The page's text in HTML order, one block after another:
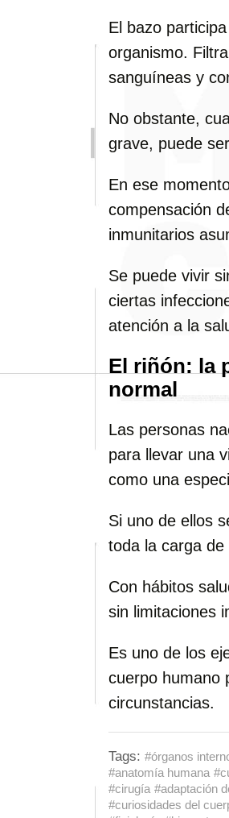
El bazo
organismo.
sanguíneas y
No obstante,
grave, puede
En ese
compensación
inmunitarios
Se puede vivir
ciertas
atención a la
El riñón: la
normal
Las personas
para llevar una
como una
Si uno de ellos
toda la carga de
Con hábitos
sin limitaciones
Es uno de los
cuerpo humano
circunstancias.
Tags: #órganos
#anatomía humana
#cirugía #adaptación
#curiosidades del